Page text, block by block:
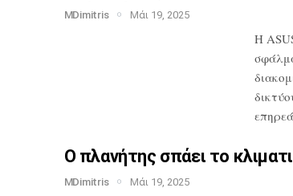
MDimitris Μάι 19, 2025
Η
Ο πλανήτης σπάει το
MDimitris Μάι 19, 2025